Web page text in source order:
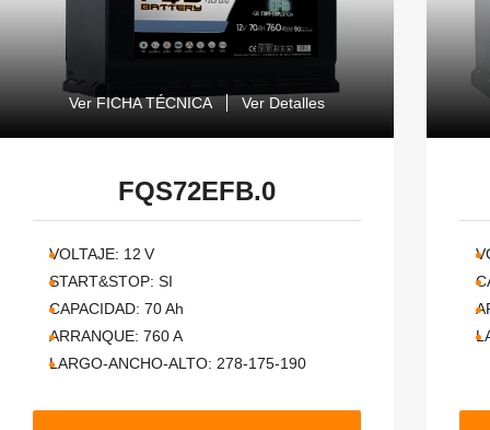
Ver FICHA TÉCNICA Ver Detalles
FQS72EFB.0
VOLTAJE: 12 V
START&STOP: SI
CAPACIDAD: 70Ah
ARRANQUE: 760A
LARGO-ANCHO-ALTO: 278-175-190